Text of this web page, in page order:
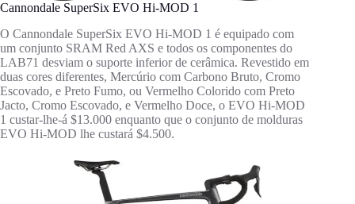
Cannondale SuperSix EVO Hi-MOD 1
O Cannondale SuperSix EVO Hi-MOD 1 é equipado com
um conjunto SRAM Red AXS e todos os componentes do
LAB71 desviam o suporte inferior de cerâmica. Revestido em
duas cores diferentes, Mercúrio com Carbono Bruto, Cromo
Escovado, e Preto Fumo, ou Vermelho Colorido com Preto
Jacto, Cromo Escovado, e Vermelho Doce, o EVO Hi-MOD
1 custar-lhe-á $13.000 enquanto que o conjunto de molduras
EVO Hi-MOD lhe custará $4.500.